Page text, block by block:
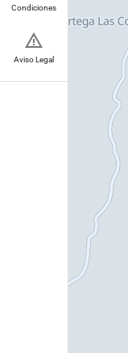
Condiciones
Aviso Legal